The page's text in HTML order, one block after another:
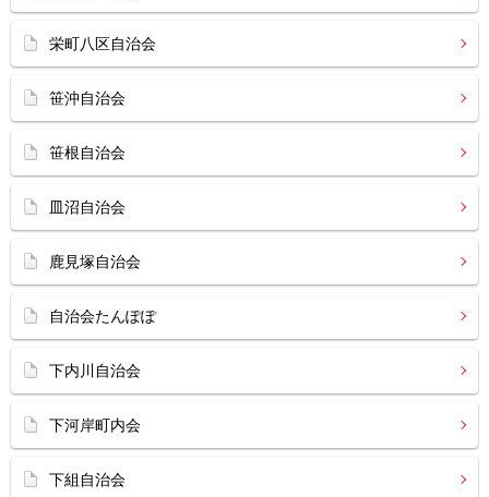
栄町八区自治会
笹沖自治会
笹根自治会
皿沼自治会
鹿見塚自治会
自治会たんぽぽ
下内川自治会
下河岸町内会
下組自治会